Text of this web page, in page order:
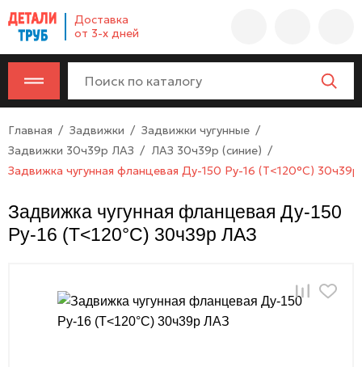
Доставка
от 3-х дней
Главная Задвижки
Задвижки чугунные
Задвижки 30ч39р ЛАЗ
ЛАЗ 30ч39р (синие)
Задвижка чугунная фланцевая Ду-150 Ру-16 (Т<120°С)
Задвижка чугунная фланцевая Ду-150
Ру-16 (Т<120°С) 30ч39р ЛАЗ
Company
name
620000,
Москва,
Москва,
Калужская,
15,
info@example.com